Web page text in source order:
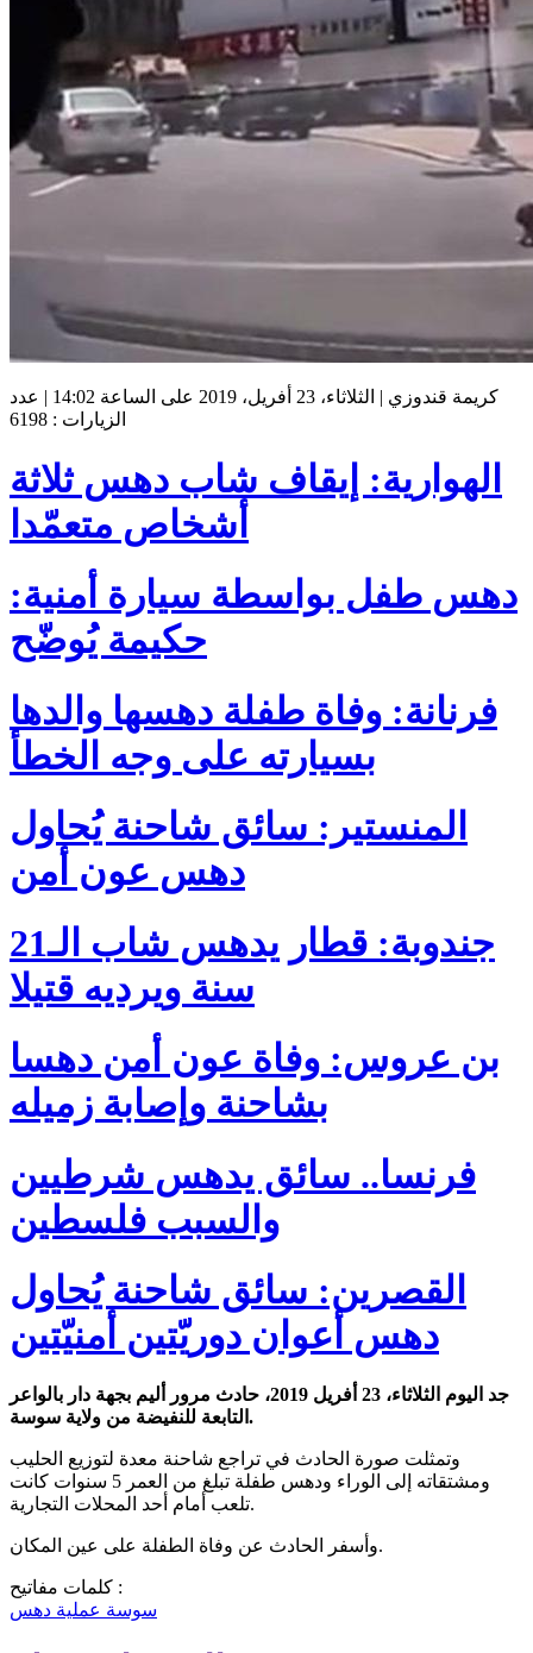
كريمة قندوزي | الثلاثاء، 23 أفريل، 2019 على الساعة 14:02 | عدد
الزيارات : 6198
الهوارية: إيقاف شاب دهس ثلاثة
أشخاص متعمّدا
دهس طفل بواسطة سيارة أمنية:
حكيمة يُوضّح
فرنانة: وفاة طفلة دهسها والدها
بسيارته على وجه الخطأ
المنستير: سائق شاحنة يُحاول
دهس عون أمن
جندوبة: قطار يدهس شاب الـ21
سنة ويرديه قتيلا
بن عروس: وفاة عون أمن دهسا
بشاحنة وإصابة زميله
فرنسا.. سائق يدهس شرطيين
والسبب فلسطين
القصرين: سائق شاحنة يُحاول
دهس أعوان دوريّتين أمنيّتين
جد اليوم الثلاثاء، 23 أفريل 2019، حادث مرور أليم بجهة دار بالواعر
التابعة للنفيضة من ولاية سوسة.
وتمثلت صورة الحادث في تراجع شاحنة معدة لتوزيع الحليب
ومشتقاته إلى الوراء ودهس طفلة تبلغ من العمر 5 سنوات كانت
تلعب أمام أحد المحلات التجارية.
وأسفر الحادث عن وفاة الطفلة على عين المكان.
كلمات مفاتيح :
سوسة عملية دهس